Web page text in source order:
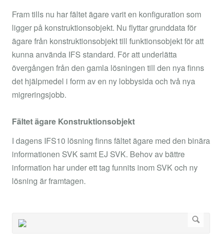
Fram tills nu har fältet ägare varit en konfiguration som
ligger på konstruktionsobjekt. Nu flyttar grunddata för
ägare från konstruktionsobjekt till funktionsobjekt för att
kunna använda IFS standard. För att underlätta
övergången från den gamla lösningen till den nya finns
det hjälpmedel i form av en ny lobbysida och två nya
migreringsjobb.
Fältet ägare Konstruktionsobjekt
I dagens IFS10 lösning finns fältet ägare med den binära
informationen SVK samt EJ SVK. Behov av bättre
information har under ett tag funnits inom SVK och ny
lösning är framtagen.